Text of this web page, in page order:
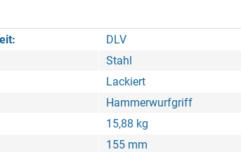
DLV
Stahl
Lackiert
Hammerwurfgriff
15,88 kg
155 mm